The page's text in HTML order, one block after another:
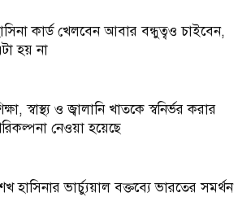
কার্ড খেলবেন আবার বন্ধুত্বও চাইবেন,
হয় না
স্বাস্থ্য ও জ্বালানি খাতকে স্বনির্ভর করার
নেওয়া হয়েছে
হাসিনার ভার্চ্যুয়াল বক্তব্যে ভারতের সমর্থন